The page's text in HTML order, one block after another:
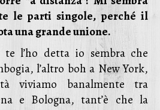
le parti singole, perché il
una grande unione.
l’ho detta io sembra che
l’altro boh a New York,
viviamo banalmente tra
e Bologna, tant’è che la